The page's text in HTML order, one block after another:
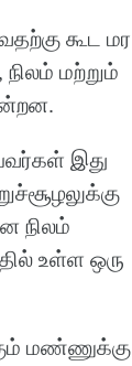
கூட மர
மற்றும்
இது
நிலம்
உள்ள ஒரு
மண்ணுக்கு